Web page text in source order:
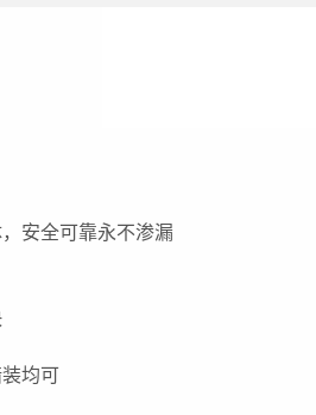
安全可靠永不渗漏
均可